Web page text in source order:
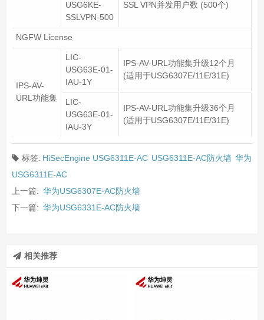
USG6KE-
SSLVPN-500
SSL VPN并发用户数 (500个)
NGFW License
IPS-AV-
URL功能集
LIC-
USG63E-01-
IAU-1Y
IPS-AV-URL功能集升级12个月
(适用于USG6307E/11E/31E)
LIC-
USG63E-01-
IAU-3Y
IPS-AV-URL功能集升级36个月
(适用于USG6307E/11E/31E)
标签: HiSecEngine USG6311E-AC USG6311E-AC防火墙 华为
USG6311E-AC
上一篇: 华为USG6307E-AC防火墙
下一篇: 华为USG6331E-AC防火墙
相关推荐